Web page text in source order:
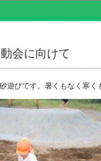
会に向けて
遊びです。暑くもなく寒く